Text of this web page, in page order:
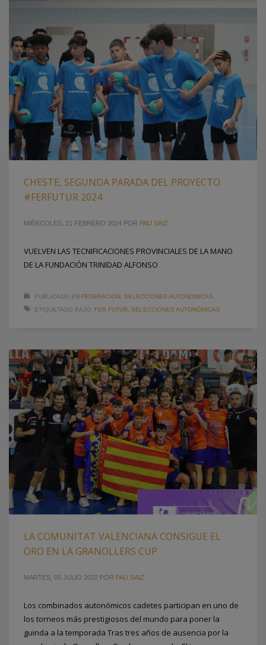
CHESTE, SEGUNDA PARADA DEL PROYECTO
#FERFUTUR 2024
MIÉRCOLES, 21 FEBRERO 2024 POR PAU SAIZ
VUELVEN LAS TECNIFICACIONES PROVINCIALES DE LA MANO
DE LA FUNDACIÓN TRINIDAD ALFONSO
PUBLICADO EN FEDERACION SELECCIONES AUTONOMICAS
ETIQUETADO BAJO: FER FUTUR SELECCIONES AUTONÓMICAS
LA COMUNITAT VALENCIANA CONSIGUE EL
ORO EN LA GRANOLLERS CUP
MARTES, 05 JULIO 2022 POR PAU SAIZ
Los combinados autonómicos cadetes participan en uno de
los torneos más prestigiosos del mundo para poner la
guinda a la temporada Tras tres años de ausencia por la